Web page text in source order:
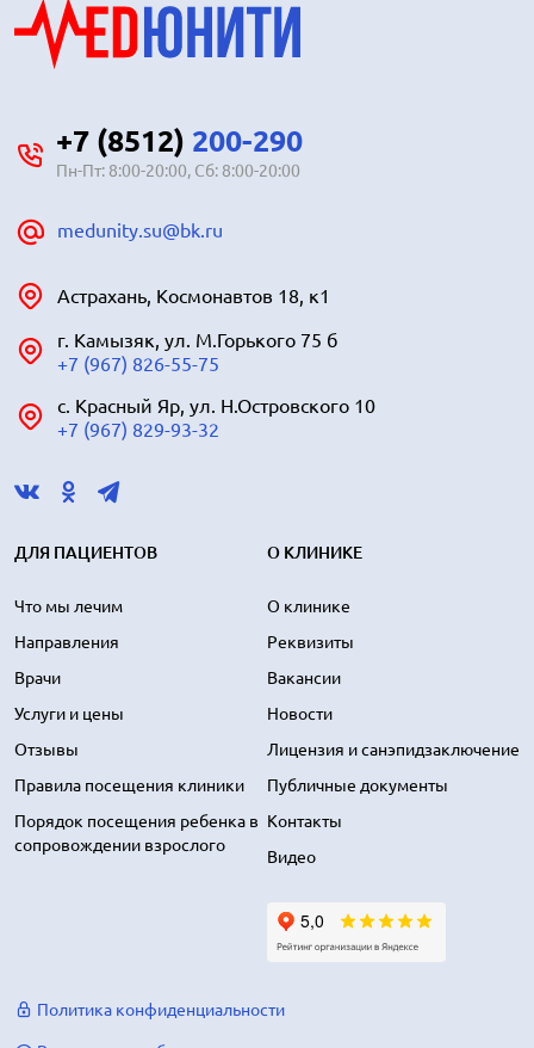
+7 (8512) 200-290
Пн-Пт: 8:00-20:00, Сб: 8:00-20:00
medunity.su@bk.ru
Астрахань, Космонавтов 18, к1
г. Камызяк, ул. М.Горького 75 б
+7 (967) 826-55-75
с. Красный Яр, ул. Н.Островского 10
+7 (967) 829-93-32
ДЛЯ ПАЦИЕНТОВ
Что мы лечим
Направления
Врачи
Услуги и цены
Отзывы
Правила посещения клиники
Порядок посещения ребенка в
сопровождении взрослого
О КЛИНИКЕ
О клинике
Реквизиты
Вакансии
Новости
Лицензия и санэпидзаключение
Публичные документы
Контакты
Видео
Политика конфиденциальности